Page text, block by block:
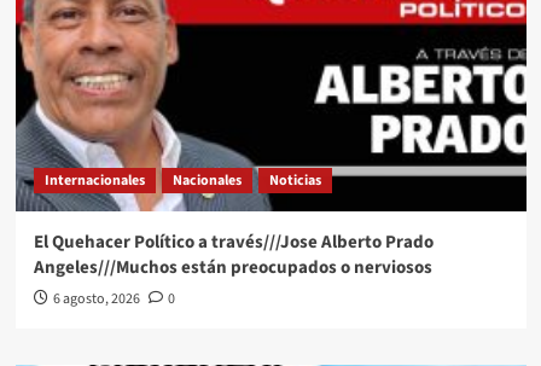
Internacionales Nacionales Noticias
El Quehacer Político a través///Jose Alberto Prado
Angeles///Muchos están preocupados o nerviosos
6 agosto, 2026 0